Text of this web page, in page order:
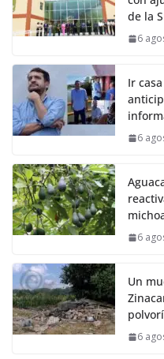
de la
6
Ir
6
6
Un
6